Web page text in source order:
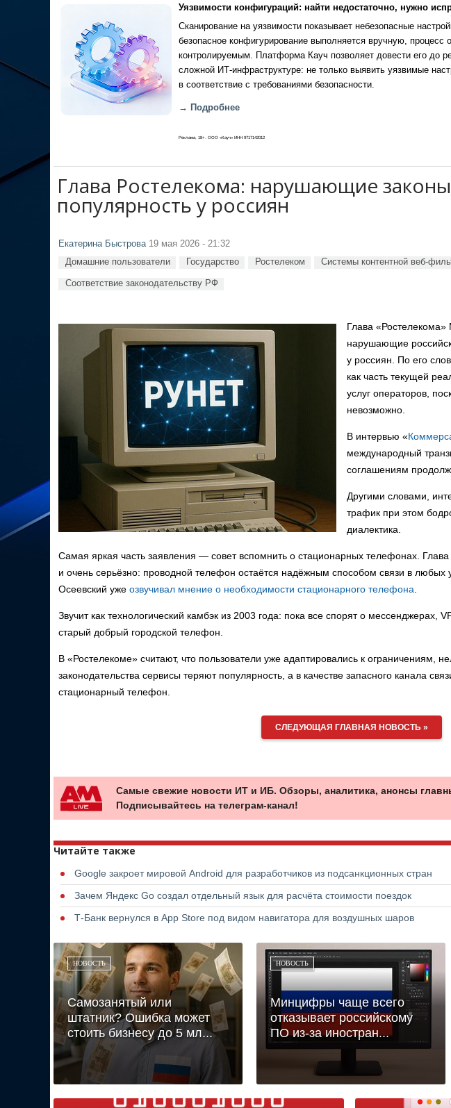
Уязвимости конфигураций: найти недостаточно, нужно
Сканирование на уязвимости показывает небезопасные
безопасное конфигурирование выполняется вручную, процесс
контролируемым. Платформа Кауч позволяет довести его до
сложной ИТ-инфраструктуре: не только выявить уязвимые
в соответствие с требованиями безопасности.
→ Подробнее
Реклама, 18+. ООО «Кауч» ИНН 9717142012
Глава Ростелекома: нарушающие
популярность у россиян
Екатерина Быстрова19 мая 2026 - 21:32
Домашние пользователи Государство Ростелеком Системы контентной веб-
Соответствие законодательству РФ
Глава «Ростелекома»
нарушающие
у россиян. По его
как часть текущей
услуг операторов,
невозможно.
В интервью «
международный
соглашениям
Другими словами,
трафик при этом
диалектика.
Самая яркая часть заявления — совет вспомнить о стационарных телефонах. Глава
и очень серьёзно: проводной телефон остаётся надёжным способом связи в любых
Осеевский уже озвучивал мнение о необходимости стационарного телефона
Звучит как технологический камбэк из 2003 года: пока все спорят о мессенджерах,
старый добрый городской телефон.
В «Ростелекоме» считают, что пользователи уже адаптировались к ограничениям,
законодательства сервисы теряют популярность, а в качестве запасного канала
стационарный телефон.
СЛЕДУЮЩАЯ ГЛАВНАЯ НОВОСТЬ »
Самые свежие новости ИТ и ИБ. Обзоры, аналитика, анонсы
Подписывайтесь на телеграм-канал!
Читайте также
Google закроет мировой Android для разработчиков из подсанкционных стран
Зачем Яндекс Go создал отдельный язык для расчёта стоимости поездок
Т-Банк вернулся в App Store под видом навигатора для воздушных шаров
НОВОСТЬ
Самозанятый или
штатник? Ошибка может
стоить бизнесу до 5 мл...
НОВОСТЬ
Минцифры чаще всего
отказывает российскому
ПО из-за иностран...